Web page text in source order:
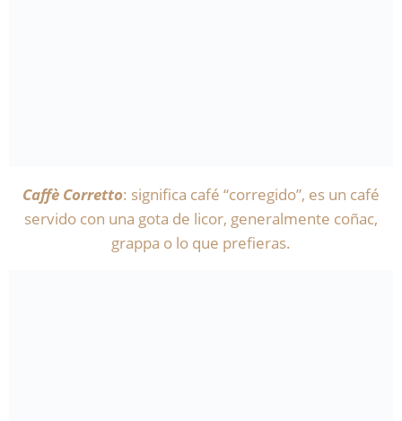
Caffè Corretto: significa café “corregido”, es un café
servido con una gota de licor, generalmente coñac,
grappa o lo que prefieras.